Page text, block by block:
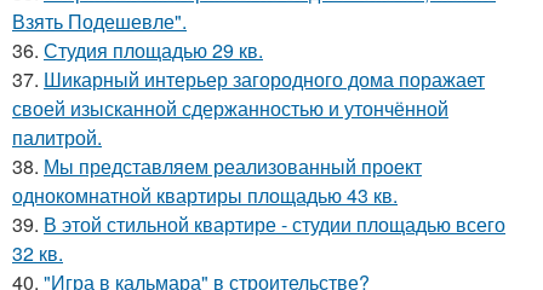
Взять Подешевле".
36. Студия площадью 29 кв.
37. Шикарный интерьер загородного дома поражает
своей изысканной сдержанностью и утончённой
палитрой.
38. Мы представляем реализованный проект
однокомнатной квартиры площадью 43 кв.
39. В этой стильной квартире - студии площадью всего
32 кв.
40. "Игра в кальмара" в строительстве?